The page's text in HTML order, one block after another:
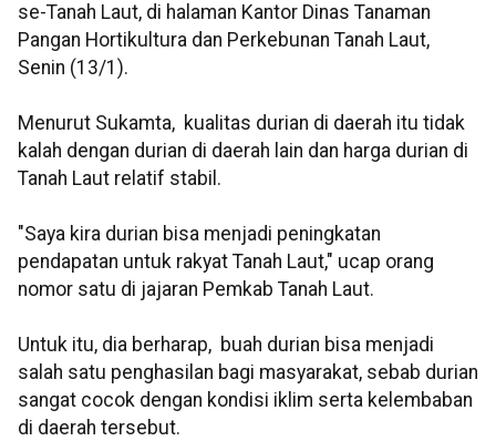
se-Tanah Laut, di halaman Kantor Dinas Tanaman
Pangan Hortikultura dan Perkebunan Tanah Laut,
Senin (13/1).
Menurut Sukamta, kualitas durian di daerah itu tidak
kalah dengan durian di daerah lain dan harga durian di
Tanah Laut relatif stabil.
"Saya kira durian bisa menjadi peningkatan
pendapatan untuk rakyat Tanah Laut," ucap orang
nomor satu di jajaran Pemkab Tanah Laut.
Untuk itu, dia berharap, buah durian bisa menjadi
salah satu penghasilan bagi masyarakat, sebab durian
sangat cocok dengan kondisi iklim serta kelembaban
di daerah tersebut.